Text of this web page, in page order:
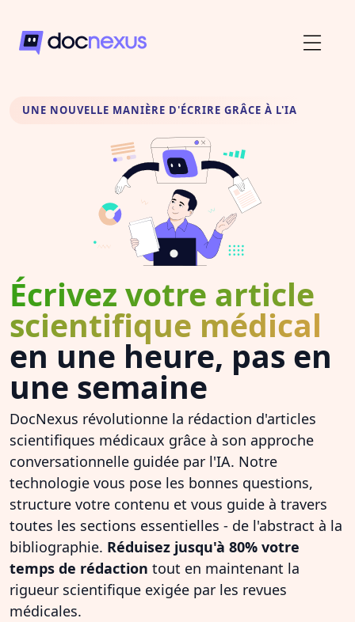
UNE NOUVELLE MANIÈRE D'ÉCRIRE GRÂCE À L'IA
Écrivez votre article
scientifique médical
en une heure, pas en
une semaine
DocNexus révolutionne la rédaction d'articles
scientifiques médicaux grâce à son approche
conversationnelle guidée par l'IA. Notre
technologie vous pose les bonnes questions,
structure votre contenu et vous guide à travers
toutes les sections essentielles - de l'abstract à la
bibliographie. Réduisez jusqu'à 80% votre
temps de rédaction tout en maintenant la
rigueur scientifique exigée par les revues
médicales.